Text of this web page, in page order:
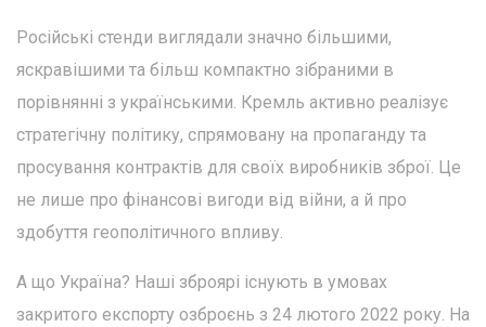
Російські стенди виглядали значно більшими,
яскравішими та більш компактно зібраними в
порівнянні з українськими. Кремль активно реалізує
стратегічну політику, спрямовану на пропаганду та
просування контрактів для своїх виробників зброї. Це
не лише про фінансові вигоди від війни, а й про
здобуття геополітичного впливу.
А що Україна? Наші зброярі існують в умовах
закритого експорту озброєнь з 24 лютого 2022 року. На